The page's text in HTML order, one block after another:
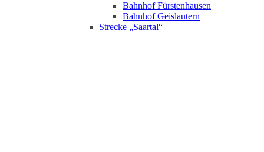
Bahnhof Fürstenhausen
Bahnhof Geislautern
Strecke „Saartal“